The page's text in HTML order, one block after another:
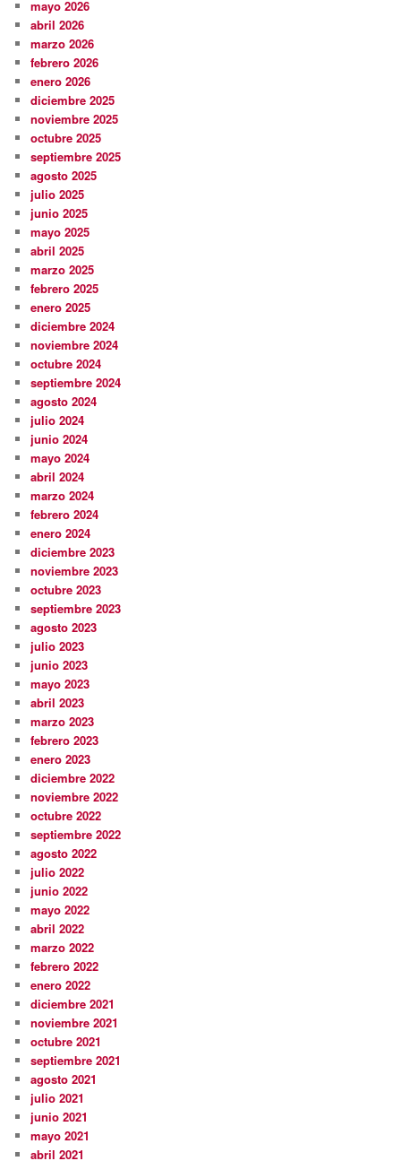
mayo 2026
abril 2026
marzo 2026
febrero 2026
enero 2026
diciembre 2025
noviembre 2025
octubre 2025
septiembre 2025
agosto 2025
julio 2025
junio 2025
mayo 2025
abril 2025
marzo 2025
febrero 2025
enero 2025
diciembre 2024
noviembre 2024
octubre 2024
septiembre 2024
agosto 2024
julio 2024
junio 2024
mayo 2024
abril 2024
marzo 2024
febrero 2024
enero 2024
diciembre 2023
noviembre 2023
octubre 2023
septiembre 2023
agosto 2023
julio 2023
junio 2023
mayo 2023
abril 2023
marzo 2023
febrero 2023
enero 2023
diciembre 2022
noviembre 2022
octubre 2022
septiembre 2022
agosto 2022
julio 2022
junio 2022
mayo 2022
abril 2022
marzo 2022
febrero 2022
enero 2022
diciembre 2021
noviembre 2021
octubre 2021
septiembre 2021
agosto 2021
julio 2021
junio 2021
mayo 2021
abril 2021